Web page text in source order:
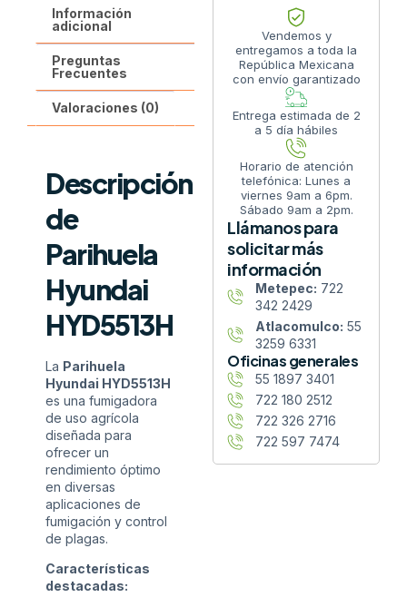
Información
adicional
Preguntas
Frecuentes
Valoraciones (0)
Descripción
de
Parihuela
Hyundai
HYD5513H
La Parihuela
Hyundai HYD5513H
es una fumigadora
de uso agrícola
diseñada para
ofrecer un
rendimiento óptimo
en diversas
aplicaciones de
fumigación y control
de plagas.
Características
destacadas:
Vendemos y
entregamos a toda la
República Mexicana
con envío garantizado
Entrega estimada de 2
a 5 día hábiles
Horario de atención
telefónica: Lunes a
viernes 9am a 6pm.
Sábado 9am a 2pm.
Llámanos para
solicitar más
información
Metepec: 722
342 2429
Atlacomulco: 55
3259 6331
Oficinas generales
55 1897 3401
722 180 2512
722 326 2716
722 597 7474